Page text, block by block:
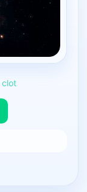
clot